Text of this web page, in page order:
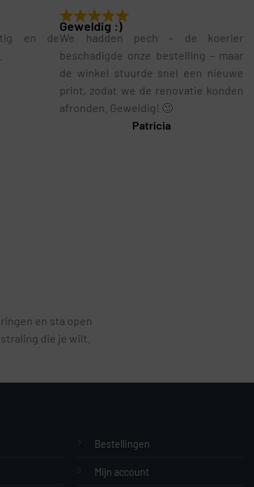
en de
Geweldig :)
We hadden pech – de koerier
beschadigde onze bestelling – maar
de winkel stuurde snel een nieuwe
print, zodat we de renovatie konden
afronden. Geweldig! 🙂
Patricia
en sta open
die je wilt.
Bestellingen
Mijn account